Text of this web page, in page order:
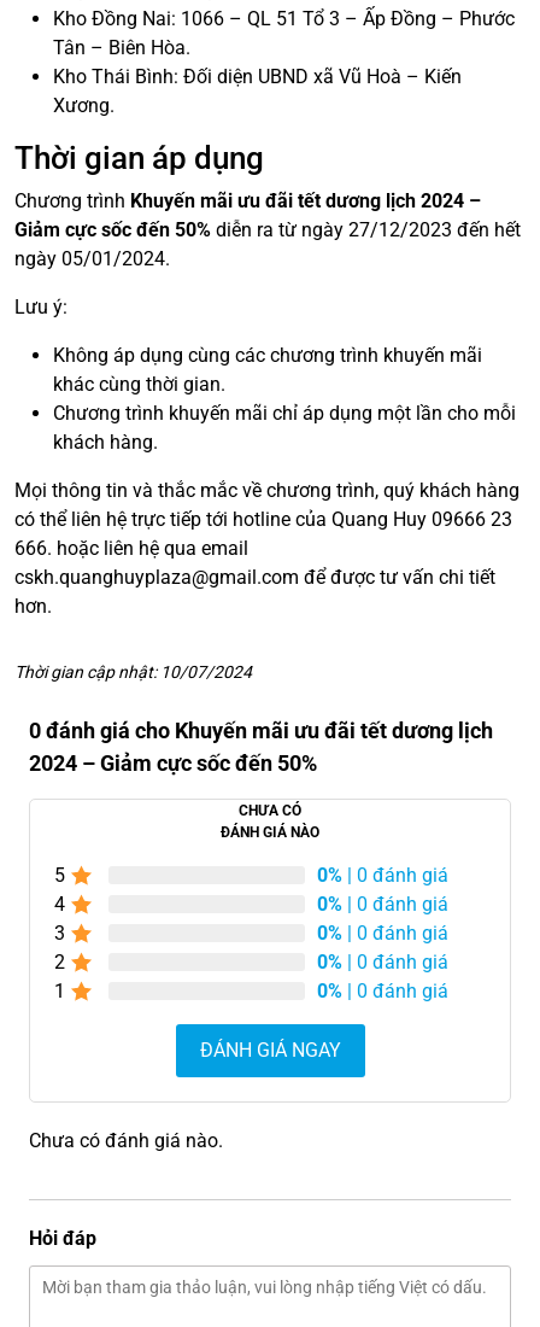
Kho Đồng Nai: 1066 – QL 51 Tổ 3 – Ấp Đồng – Phước
Tân – Biên Hòa.
Kho Thái Bình: Đối diện UBND xã Vũ Hoà – Kiến
Xương.
Thời gian áp dụng
Chương trình Khuyến mãi ưu đãi tết dương lịch 2024 –
Giảm cực sốc đến 50% diễn ra từ ngày 27/12/2023 đến hết
ngày 05/01/2024.
Lưu ý:
Không áp dụng cùng các chương trình khuyến mãi
khác cùng thời gian.
Chương trình khuyến mãi chỉ áp dụng một lần cho mỗi
khách hàng.
Mọi thông tin và thắc mắc về chương trình, quý khách hàng
có thể liên hệ trực tiếp tới hotline của Quang Huy 09666 23
666. hoặc liên hệ qua email
cskh.quanghuyplaza@gmail.com để được tư vấn chi tiết
hơn.
Thời gian cập nhật: 10/07/2024
0 đánh giá cho Khuyến mãi ưu đãi tết dương lịch
2024 – Giảm cực sốc đến 50%
CHƯA CÓ
ĐÁNH GIÁ NÀO
5 0% | 0 đánh giá
4
0% | 0 đánh giá
3
0% | 0 đánh giá
2
0% | 0 đánh giá
1
0% | 0 đánh giá
ĐÁNH GIÁ NGAY
Chưa có đánh giá nào.
Hỏi đáp